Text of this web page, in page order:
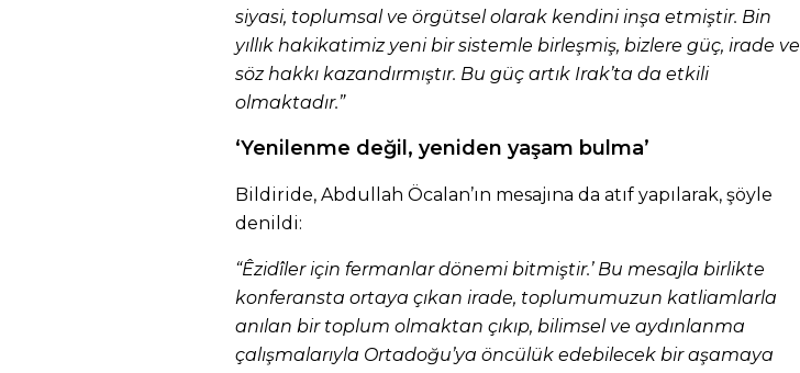
siyasi, toplumsal ve örgütsel olarak kendini inşa etmiştir. Bin
yıllık hakikatimiz yeni bir sistemle birleşmiş, bizlere güç, irade ve
söz hakkı kazandırmıştır. Bu güç artık Irak’ta da etkili
olmaktadır.”
‘Yenilenme değil, yeniden yaşam bulma’
Bildiride, Abdullah Öcalan’ın mesajına da atıf yapılarak, şöyle
denildi:
“Êzidîler için fermanlar dönemi bitmiştir.’ Bu mesajla birlikte
konferansta ortaya çıkan irade, toplumumuzun katliamlarla
anılan bir toplum olmaktan çıkıp, bilimsel ve aydınlanma
çalışmalarıyla Ortadoğu’ya öncülük edebilecek bir aşamaya